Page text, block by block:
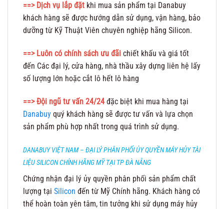
==> Dịch vụ lắp đặt khi mua sản phẩm tại Danabuy
khách hàng sẽ được hướng dẫn sử dụng, vận hàng, bảo
dưỡng từ Kỹ Thuật Viên chuyên nghiệp hãng Silicon.
==> Luôn có chính sách ưu đãi chiết khấu và giá tốt
đến Các đại lý, cửa hàng, nhà thầu xây dựng liên hệ lấy
số lượng lớn hoặc cắt lô hết lô hàng
==> Đội ngũ tư vấn 24/24 đặc biệt khi mua hàng tại
Danabuy quý khách hàng sẽ được tư vấn và lựa chọn
sản phẩm phù hợp nhất trong quá trình sử dụng.
DANABUY VIỆT NAM – ĐẠI LÝ PHÂN PHỐI ỦY QUYỀN MÁY HỦY TÀI
LIỆU SILICON CHÍNH HÃNG MỸ TẠI TP ĐÀ NẴNG
Chứng nhận đại lý ủy quyền phân phối sản phẩm chất
lượng tại Silicon đến từ Mỹ Chính hãng. Khách hàng có
thể hoàn toàn yên tâm, tin tưởng khi sử dụng máy hủy